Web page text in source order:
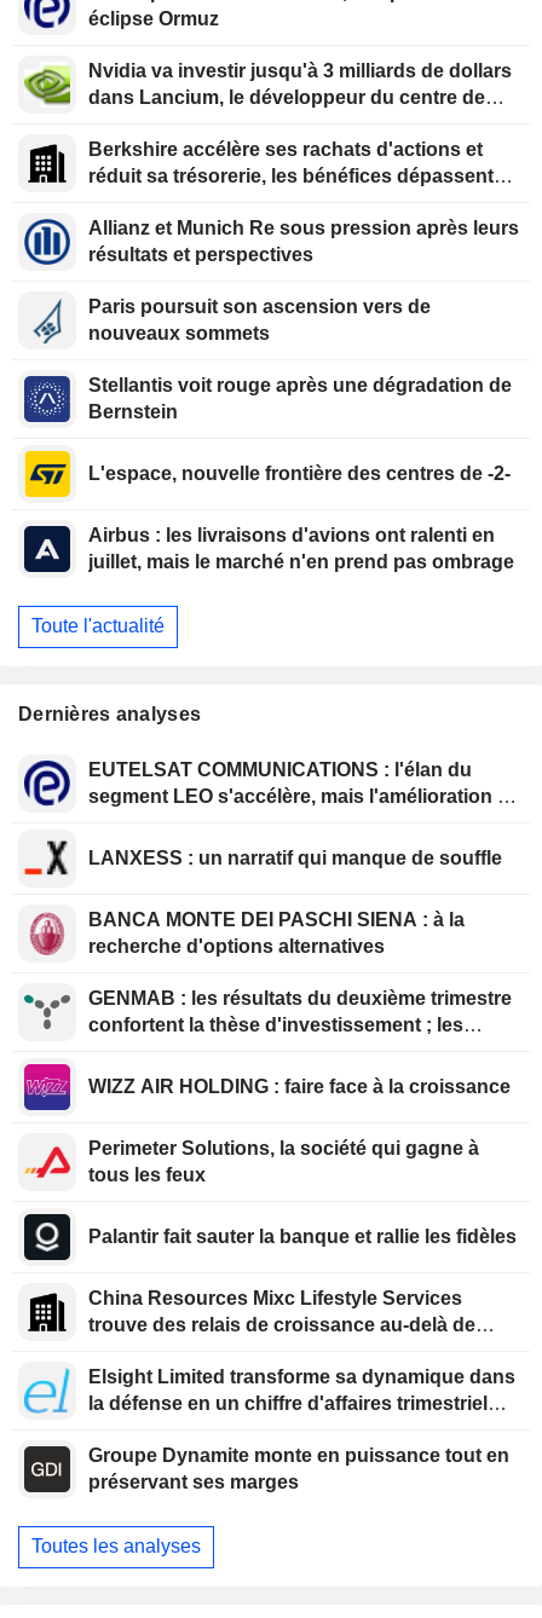
éclipse Ormuz
Nvidia va investir jusqu'à 3 milliards de dollars
dans Lancium, le développeur du centre de
Berkshire accélère ses rachats d'actions et
réduit sa trésorerie, les bénéfices dépassent
Allianz et Munich Re sous pression après leurs
résultats et perspectives
Paris poursuit son ascension vers de
nouveaux sommets
Stellantis voit rouge après une dégradation de
Bernstein
L'espace, nouvelle frontière des centres de -2-
Airbus : les livraisons d'avions ont ralenti en
juillet, mais le marché n'en prend pas ombrage
Toute l'actualité
Dernières analyses
EUTELSAT COMMUNICATIONS : l'élan du
segment LEO s'accélère, mais l'amélioration de
LANXESS : un narratif qui manque de souffle
BANCA MONTE DEI PASCHI SIENA : à la
recherche d'options alternatives
GENMAB : les résultats du deuxième trimestre
confortent la thèse d'investissement ; les
WIZZ AIR HOLDING : faire face à la croissance
Perimeter Solutions, la société qui gagne à
tous les feux
Palantir fait sauter la banque et rallie les fidèles
China Resources Mixc Lifestyle Services
trouve des relais de croissance au-delà de
Elsight Limited transforme sa dynamique dans
la défense en un chiffre d'affaires trimestriel
Groupe Dynamite monte en puissance tout en
préservant ses marges
Toutes les analyses